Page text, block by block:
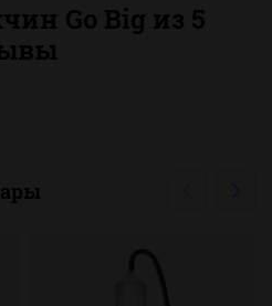
Go Big из 5